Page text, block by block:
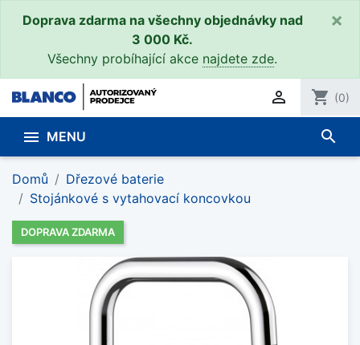
Doprava zdarma na všechny objednávky nad
3 000 Kč.
Všechny probíhající akce najdete zde.
×
 shopping_cart (0)
 MENU search
Domů
Dřezové baterie
Stojánkové s vytahovací koncovkou
DOPRAVA ZDARMA